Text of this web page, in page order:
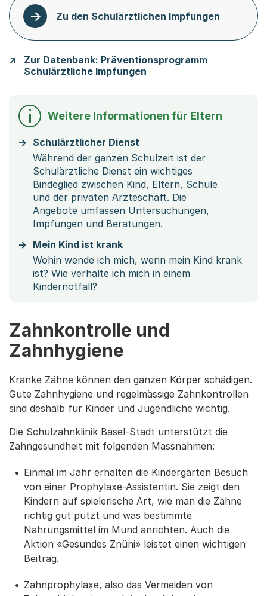
Zu den Schulärztlichen Impfungen
Zur Datenbank: Präventionsprogramm
Schulärztliche Impfungen
Weitere Informationen für Eltern
Schulärztlicher Dienst
Während der ganzen Schulzeit ist der
Schulärztliche Dienst ein wichtiges
Bindeglied zwischen Kind, Eltern, Schule
und der privaten Ärzteschaft. Die
Angebote umfassen Untersuchungen,
Impfungen und Beratungen.
Mein Kind ist krank
Wohin wende ich mich, wenn mein Kind krank
ist? Wie verhalte ich mich in einem
Kindernotfall?
Zahnkontrolle und
Zahnhygiene
Kranke Zähne können den ganzen Körper schädigen.
Gute Zahnhygiene und regelmässige Zahnkontrollen
sind deshalb für Kinder und Jugendliche wichtig.
Die Schulzahnklinik Basel-Stadt unterstützt die
Zahngesundheit mit folgenden Massnahmen:
Einmal im Jahr erhalten die Kindergärten Besuch
von einer Prophylaxe-Assistentin. Sie zeigt den
Kindern auf spielerische Art, wie man die Zähne
richtig gut putzt und was bestimmte
Nahrungsmittel im Mund anrichten. Auch die
Aktion «Gesundes Znüni» leistet einen wichtigen
Beitrag.
Zahnprophylaxe, also das Vermeiden von